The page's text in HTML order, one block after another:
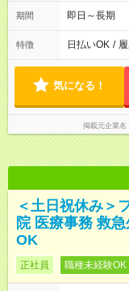
期間 即日～長期
特徴 日払いOK /
気になる！
掲載元企業名
＜土日祝休み＞
院 医療事務 救
OK
正社員 職種未経験OK